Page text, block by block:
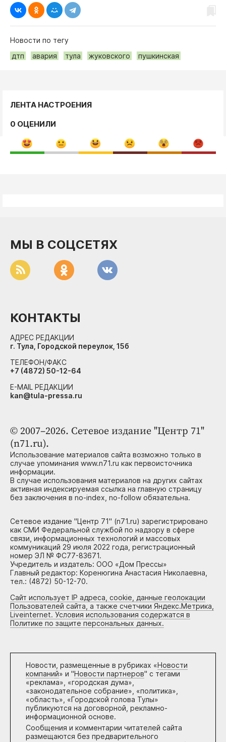
Новости по тегу
дтп
авария тула жуковского пушкинская
ЛЕНТА НАСТРОЕНИЯ
0 ОЦЕНИЛИ
© 2007–2026. Сетевое издание "Центр 71"
(n71.ru).
Использование материалов сайта возможно только в
случае упоминания www.n71.ru как первоисточника
информации.
В случае использования материалов на других сайтах
активная индексируемая ссылка на главную страницу
без заключения в no-index, no-follow обязательна.
Сетевое издание "Центр 71" (n71.ru) зарегистрировано
как СМИ Федеральной службой по надзору в сфере
связи, информационных технологий и массовых
коммуникаций 29 июля 2022 года, регистрационный
номер ЭЛ № ФС77-83671.
Учредитель и издатель: ООО «Дом Прессы»
Главный редактор: Коренюгина Анастасия Николаевна,
тел.: (4872) 50-12-70.
Сайт использует IP адреса, cookie, данные геолокации
Пользователей сайта, а также счетчики Яндекс.Метрика,
Liveinternet. Условия использования содержатся в
Политике по защите персональных данных.
Новости, размещенные в рубриках «Новости
компаний» и "Новости партнеров" с тегами
«реклама», «городская дума»,
«законодательное собрание», «политика»,
«область», «Городской голова Тулы»
публикуются на договорной, рекламно-
информационной основе.
Сообщения и комментарии читателей сайта
размещаются без предварительного
МЫ В СОЦСЕТЯХ
КОНТАКТЫ
АДРЕС РЕДАКЦИИ
г. Тула, Городской переулок, 15б
ТЕЛЕФОН/ФАКС
+7 (4872) 50-12-64
E-MAIL РЕДАКЦИИ
kan@tula-pressa.ru